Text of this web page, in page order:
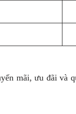
mãi, ưu đãi và